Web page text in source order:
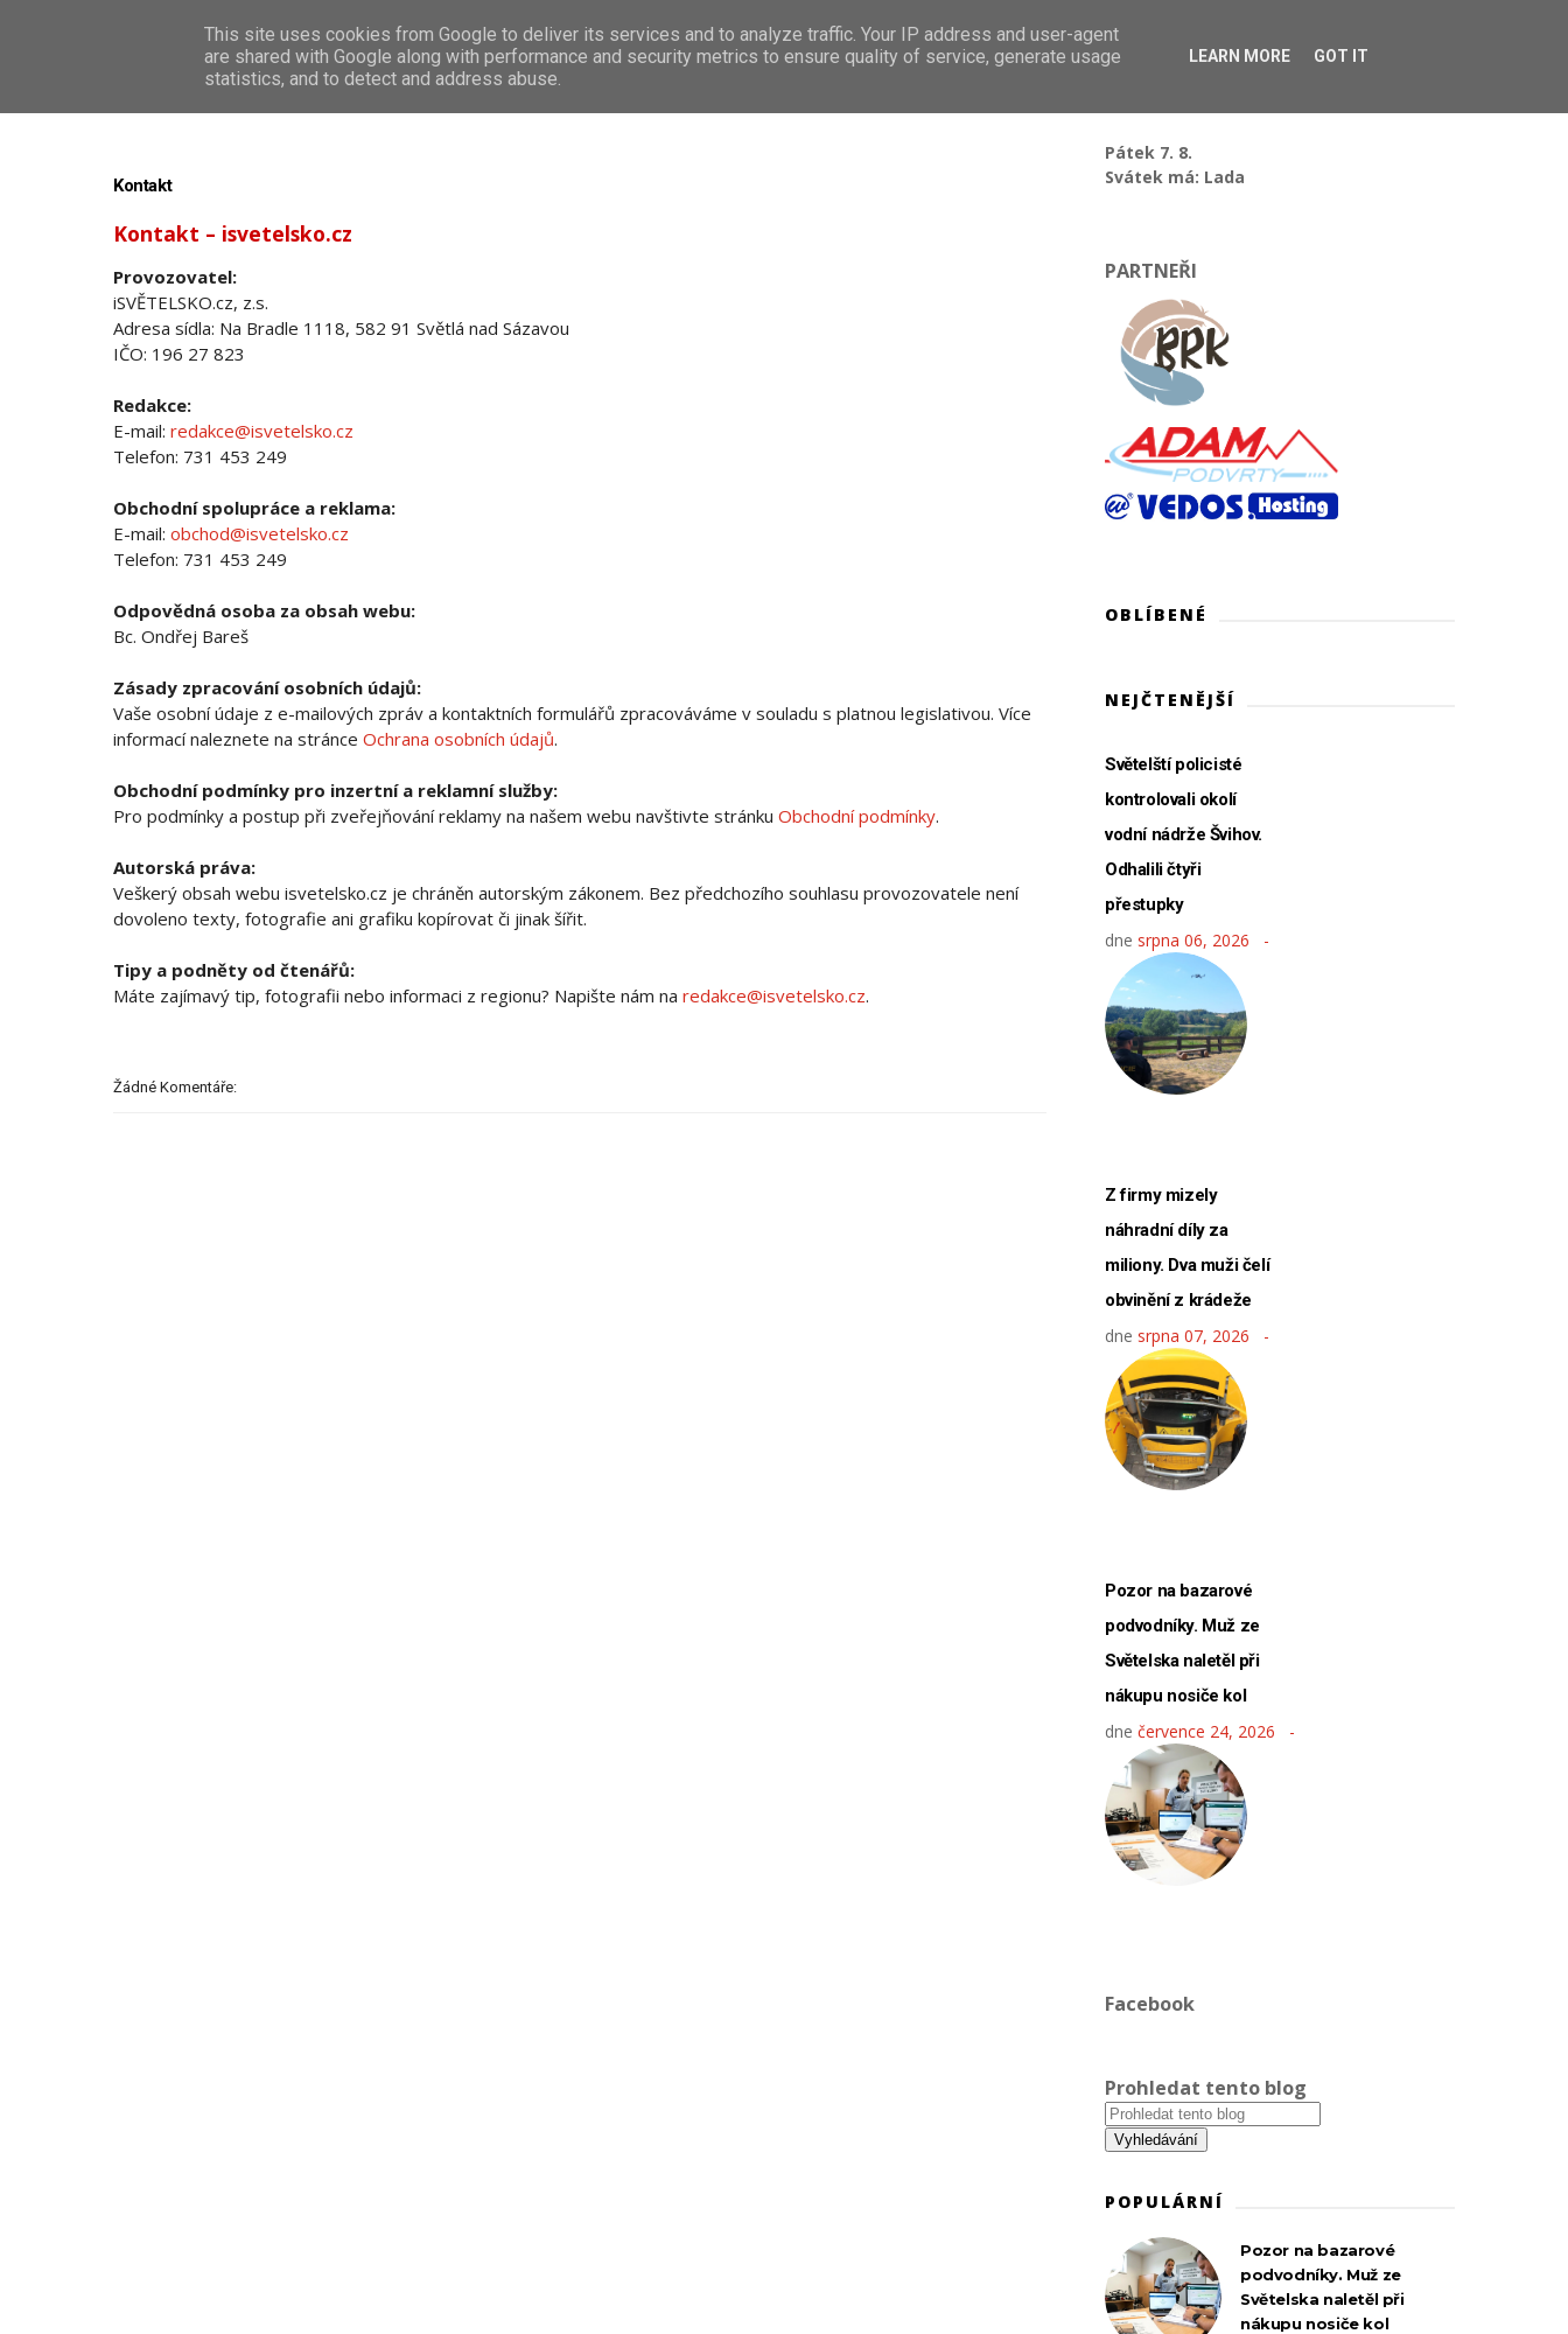
ZPRÁVY LEDEČ N/S. PREMIUM TIP NA VÝLET REKLAMA
Kontakt
Kontakt – isvetelsko.cz
Provozovatel:
iSVĚTELSKO.cz, z.s.
Adresa sídla: Na Bradle 1118, 582 91 Světlá nad Sázavou
IČO: 196 27 823
Redakce:
E-mail: redakce@isvetelsko.cz
Telefon: 731 453 249
Obchodní spolupráce a reklama:
E-mail: obchod@isvetelsko.cz
Telefon: 731 453 249
Odpovědná osoba za obsah webu:
Bc. Ondřej Bareš
Zásady zpracování osobních údajů:
Vaše osobní údaje z e-mailových zpráv a kontaktních formulářů zpracováváme v souladu s platnou legislativou. Více
informací naleznete na stránce Ochrana osobních údajů.
Obchodní podmínky pro inzertní a reklamní služby:
Pro podmínky a postup při zveřejňování reklamy na našem webu navštivte stránku Obchodní podmínky.
Autorská práva:
Veškerý obsah webu isvetelsko.cz je chráněn autorským zákonem. Bez předchozího souhlasu provozovatele není
dovoleno texty, fotografie ani grafiku kopírovat či jinak šířit.
Tipy a podněty od čtenářů:
Máte zajímavý tip, fotografii nebo informaci z regionu? Napište nám na redakce@isvetelsko.cz.
Žádné Komentáře:
Pátek 7. 8.
Svátek má: Lada
PARTNEŘI
OBLÍBENÉ
NEJČTENĚJŠÍ
Světelští policisté
kontrolovali okolí
vodní nádrže Švihov.
Odhalili čtyři
přestupky
dne srpna 06, 2026
Z firmy mizely
náhradní díly za
miliony. Dva muži čelí
obvinění z krádeže
dne srpna 07, 2026
Pozor na bazarové
podvodníky. Muž ze
Světelska naletěl při
nákupu nosiče kol
dne července 24, 2026
Facebook
Prohledat tento blog
POPULÁRNÍ
Pozor na bazarové
podvodníky. Muž ze
Světelska naletěl při
nákupu nosiče kol
This site uses cookies from Google to deliver its services and to analyze traffic. Your IP address and user-agent
are shared with Google along with performance and security metrics to ensure quality of service, generate usage
statistics, and to detect and address abuse.
LEARN MORE GOT IT